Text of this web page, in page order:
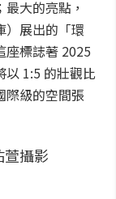
大的亮點，
）展出的「環
座標誌著 2025
以 1:5 的壯觀比
際級的空間張